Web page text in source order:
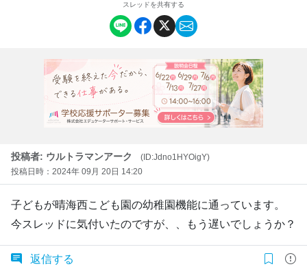
スレッドを共有する
投稿者: ウルトラマンアーク
(ID:Jdno1HYOigY)
投稿日時：2024年 09月 20日 14:20
子どもが晴海西こども園の幼稚園機能に通っています。
今スレッドに気付いたのですが、、もう遅いでしょうか？
返信する